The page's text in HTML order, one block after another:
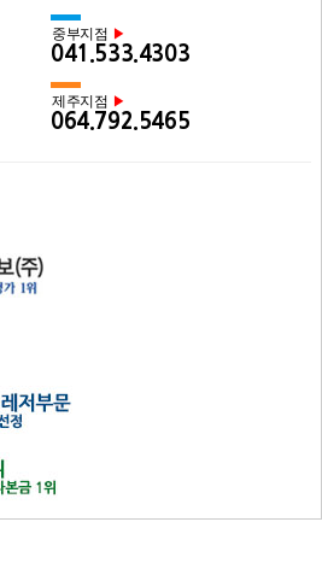
중부지점 ▶
041.533.4303
제주지점 ▶
064.792.5465